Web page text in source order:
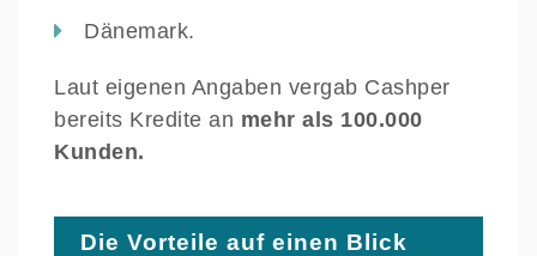
Dänemark.
Laut eigenen Angaben vergab Cashper
bereits Kredite an mehr als 100.000
Kunden.
Die Vorteile auf einen Blick